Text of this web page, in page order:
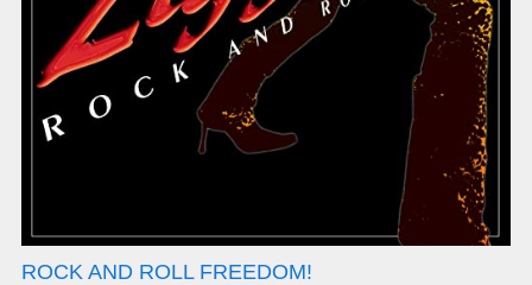
ROCK AND ROLL FREEDOM!